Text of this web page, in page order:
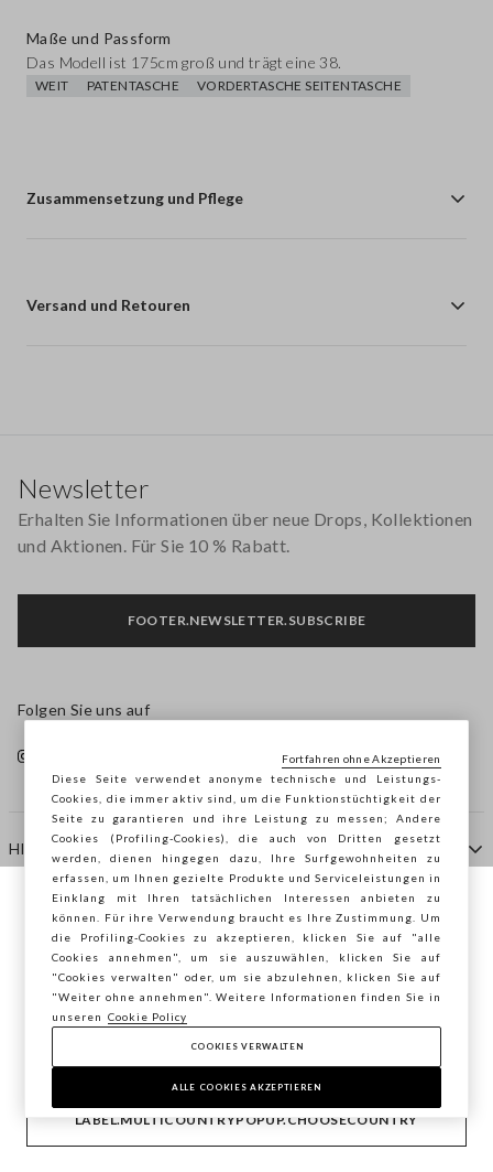
Maße und Passform
Das Modell ist 175cm groß und trägt eine 38.
WEIT PATENTASCHE VORDERTASCHE SEITENTASCHE
Zusammensetzung und Pflege
Versand und Retouren
HILFE
AGENTUR
KONTAKTE
Newsletter
Erhalten Sie Informationen über neue Drops, Kollektionen
und Aktionen. Für Sie 10 % Rabatt.
FOOTER.NEWSLETTER.SUBSCRIBE
Folgen Sie uns auf
Copyright © Ovs S.p.A. MwSt.-Nr. 04240010274 - Kap.
Kap. 290.923.470 -2.4.0
Sie surfen auf der Seite von STEFANEL
Österreich, möchten Sie Ihren Standort
speichern?
BESTÄTIGEN
LABEL.MULTICOUNTRYPOPUP.CHOOSECOUNTRY
footer.item.country Österreich
Diese Seite verwendet anonyme technische und Leistungs-
Cookies, die immer aktiv sind, um die Funktionstüchtigkeit der
Seite zu garantieren und ihre Leistung zu messen; Andere
Cookies (Profiling-Cookies), die auch von Dritten gesetzt
werden, dienen hingegen dazu, Ihre Surfgewohnheiten zu
erfassen, um Ihnen gezielte Produkte und Serviceleistungen in
Einklang mit Ihren tatsächlichen Interessen anbieten zu
können. Für ihre Verwendung braucht es Ihre Zustimmung. Um
die Profiling-Cookies zu akzeptieren, klicken Sie auf "alle
Cookies annehmen", um sie auszuwählen, klicken Sie auf
"Cookies verwalten" oder, um sie abzulehnen, klicken Sie auf
"Weiter ohne annehmen". Weitere Informationen finden Sie in
unseren
Cookie Policy
COOKIES VERWALTEN
ALLE COOKIES AKZEPTIEREN
Fortfahren ohne Akzeptieren